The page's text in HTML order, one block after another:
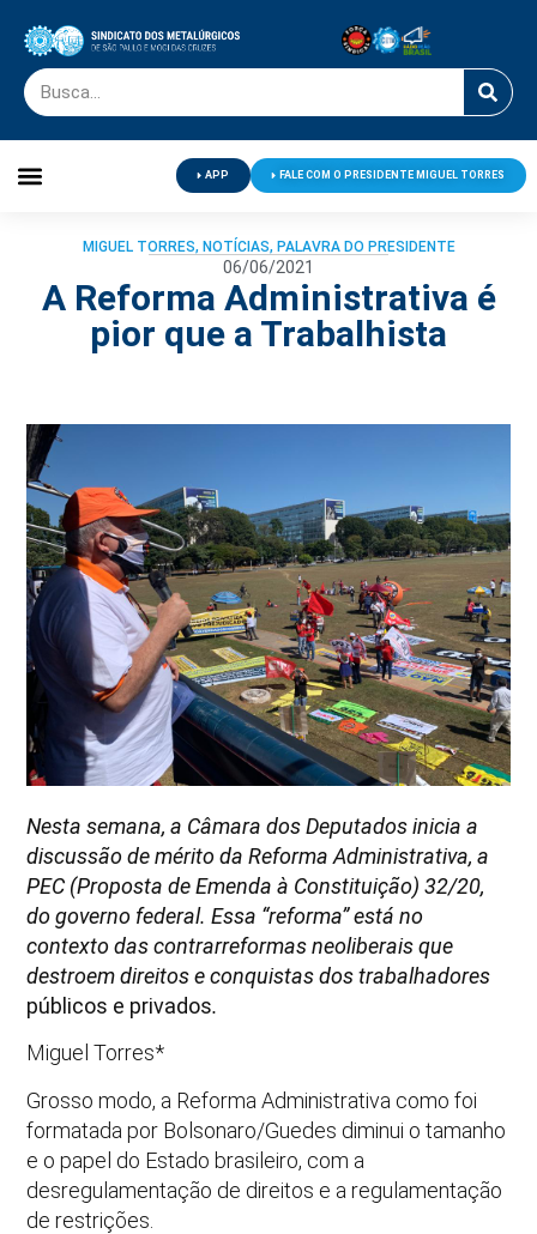
APP FALE COM O PRESIDENTE MIGUEL TORRES
MIGUEL TORRES, NOTÍCIAS, PALAVRA DO PRESIDENTE
06/06/2021
A Reforma Administrativa é
pior que a Trabalhista
Nesta semana, a Câmara dos Deputados inicia a
discussão de mérito da Reforma Administrativa, a
PEC (Proposta de Emenda à Constituição) 32/20,
do governo federal. Essa “reforma” está no
contexto das contrarreformas neoliberais que
destroem direitos e conquistas dos trabalhadores
públicos e privados.
Miguel Torres*
Grosso modo, a Reforma Administrativa como foi
formatada por Bolsonaro/Guedes diminui o tamanho
e o papel do Estado brasileiro, com a
desregulamentação de direitos e a regulamentação
de restrições.